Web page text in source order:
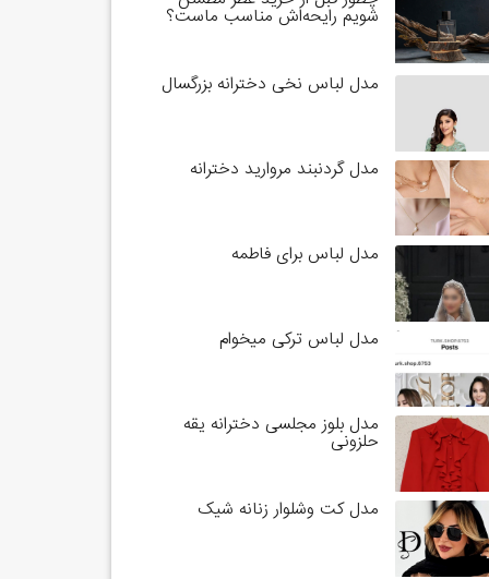
شویم رایحه‌اش مناسب ماست؟
مدل لباس نخی دخترانه بزرگسال
مدل گردنبند مروارید دخترانه
مدل لباس برای فاطمه
مدل لباس ترکی میخوام
مدل بلوز مجلسی دخترانه یقه
حلزونی
مدل کت وشلوار زنانه شیک